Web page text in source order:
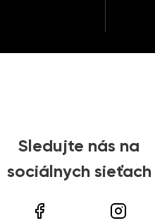
Sledujte nás na
sociálnych sieťach